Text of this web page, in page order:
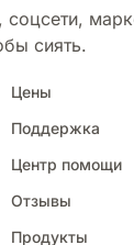
соцсети,
сиять.
Цены
Поддержка
Центр помощи
Отзывы
Продукты